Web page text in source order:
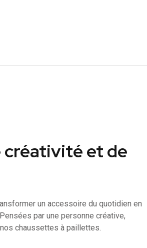
créativité et de
un accessoire du quotidien en
par une personne créative,
chaussettes à paillettes.